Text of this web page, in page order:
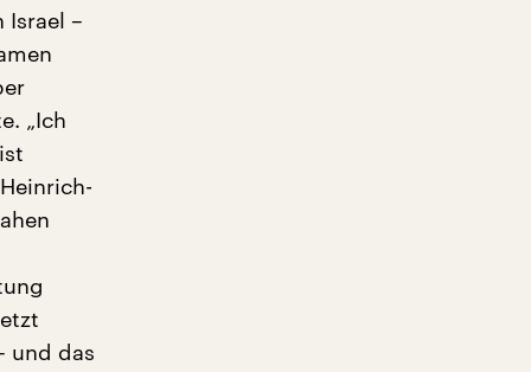
Israel –
„Ich
und das